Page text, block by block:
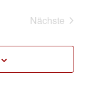
Nächste